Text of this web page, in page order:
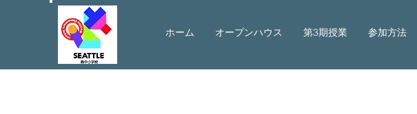
ホーム オープンハウス 第3期授業 参加方法